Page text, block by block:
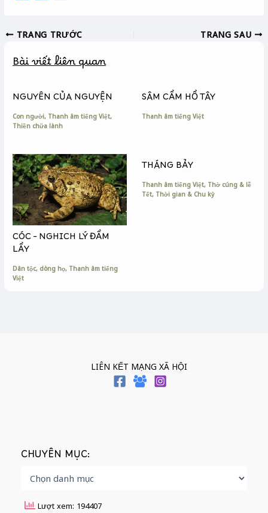
e
o
k
s
n
e
y
i
k
TRANG TRƯỚC TRANG SAU
Bài viết liên quan
NGUYÊN CỦA NGUYỆN
Con người, Thanh âm tiếng Việt,
Thiền chữa lành
SÂM CẦM HỒ TÂY
Thanh âm tiếng Việt
CÓC – NGHICH LÝ ĐẦM
LẦY
Dân tộc, dòng họ, Thanh âm tiếng
Việt
THÁNG BẢY
Thanh âm tiếng Việt, Thờ cúng & lễ
Tết, Thời gian & Chu kỳ
LIÊN KẾT MẠNG XÃ HỘI
CHUYÊN MỤC:
Lượt xem: 194407